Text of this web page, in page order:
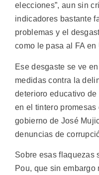
elecciones”, aun sin
indicadores bastante
problemas y el
como le pasa al FA en
Ese desgaste se ve
medidas contra la
deterioro educativo
en el tintero promesas
gobierno de José
denuncias de
Sobre esas flaquezas
Pou, que sin